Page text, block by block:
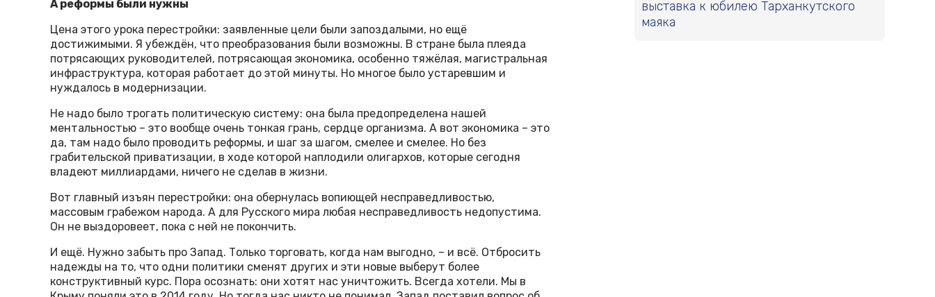
А реформы были нужны
Цена этого урока перестройки: заявленные цели были запоздалыми, но ещё
достижимыми. Я убеждён, что преобразования были возможны. В стране была плеяда
потрясающих руководителей, потрясающая экономика, особенно тяжёлая, магистральная
инфраструктура, которая работает до этой минуты. Но многое было устаревшим и
нуждалось в модернизации.
Не надо было трогать политическую систему: она была предопределена нашей
ментальностью – это вообще очень тонкая грань, сердце организма. А вот экономика – это
да, там надо было проводить реформы, и шаг за шагом, смелее и смелее. Но без
грабительской приватизации, в ходе которой наплодили олигархов, которые сегодня
владеют миллиардами, ничего не сделав в жизни.
Вот главный изъян перестройки: она обернулась вопиющей несправедливостью,
массовым грабежом народа. А для Русского мира любая несправедливость недопустима.
Он не выздоровеет, пока с ней не покончить.
И ещё. Нужно забыть про Запад. Только торговать, когда нам выгодно, – и всё. Отбросить
надежды на то, что одни политики сменят других и эти новые выберут более
конструктивный курс. Пора осознать: они хотят нас уничтожить. Всегда хотели. Мы в
выставка к юбилею Тарханкутского
маяка